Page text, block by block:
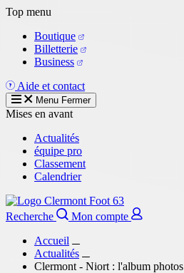
Aller
contenu
principal
Top menu
Boutique
Billetterie
Business
Aide et contact
Menu Fermer
Mises en avant
Actualités
équipe pro
Classement
Calendrier
Recherche
Mon compte
Accueil
Actualités
Clermont - Niort : l'album photos